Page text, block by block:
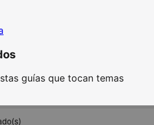
guías que tocan temas